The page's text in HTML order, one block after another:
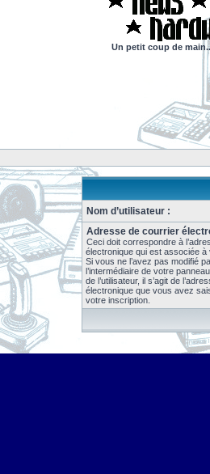
Un petit coup de
Nom d’utilisateur :
Adresse de courrier
Ceci doit correspondre à
électronique qui est associée à
Si vous ne l’avez pas modifié
l’intermédiaire de votre
de l’utilisateur, il s’agit de
électronique que vous avez
votre inscription.